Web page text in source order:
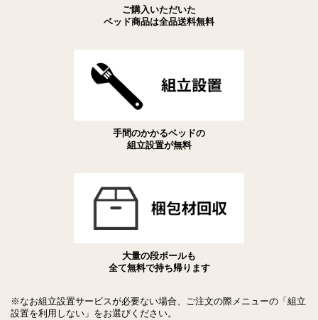
ご購入いただいた
ベッド商品は全品送料無料
手間のかかるベッドの
組立設置が無料
大量の段ボールも
全て無料で持ち帰ります
※なお組立設置サービスが必要ない場合、ご注文の際メニューの「組立
設置を利用しない」をお選びください。